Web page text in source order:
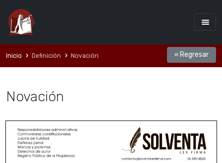
Inicio Definición Novación « Regresar
Novación